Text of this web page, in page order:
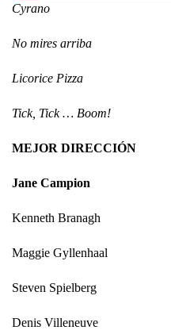
Cyrano
No mires arriba
Licorice Pizza
Tick, Tick … Boom!
MEJOR DIRECCIÓN
Jane Campion
Kenneth Branagh
Maggie Gyllenhaal
Steven Spielberg
Denis Villeneuve